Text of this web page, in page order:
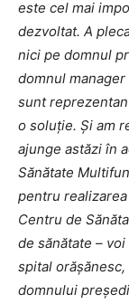
este cel mai
dezvoltat. A
nici pe domnul
domnul
sunt
o soluție. Și am
ajunge astăzi în
Sănătate
pentru
Centru de
de sănătate –
spital
domnului